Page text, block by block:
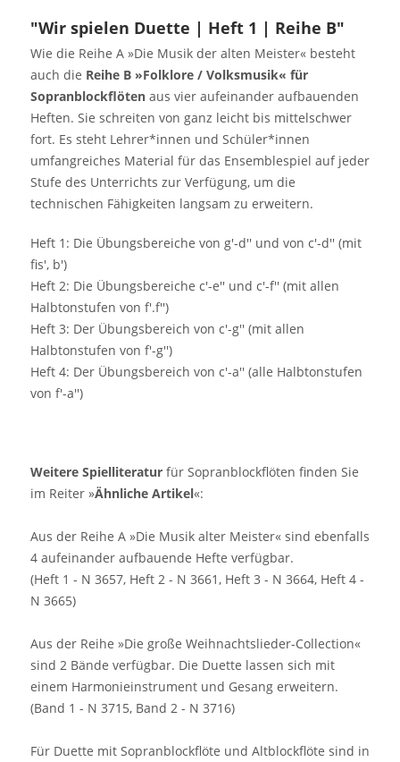
"Wir spielen Duette | Heft 1 | Reihe B"
Wie die Reihe A »Die Musik der alten Meister« besteht
auch die Reihe B »Folklore / Volksmusik« für
Sopranblockflöten aus vier aufeinander aufbauenden
Heften. Sie schreiten von ganz leicht bis mittelschwer
fort. Es steht Lehrer*innen und Schüler*innen
umfangreiches Material für das Ensemblespiel auf jeder
Stufe des Unterrichts zur Verfügung, um die
technischen Fähigkeiten langsam zu erweitern.
Heft 1: Die Übungsbereiche von g'-d'' und von c'-d'' (mit
fis', b')
Heft 2: Die Übungsbereiche c'-e'' und c'-f'' (mit allen
Halbtonstufen von f'.f'')
Heft 3: Der Übungsbereich von c'-g'' (mit allen
Halbtonstufen von f'-g'')
Heft 4: Der Übungsbereich von c'-a'' (alle Halbtonstufen
von f'-a'')
Weitere Spielliteratur für Sopranblockflöten finden Sie
im Reiter »Ähnliche Artikel«:
Aus der Reihe A »Die Musik alter Meister« sind ebenfalls
4 aufeinander aufbauende Hefte verfügbar.
(Heft 1 - N 3657, Heft 2 - N 3661, Heft 3 - N 3664, Heft 4 -
N 3665)
Aus der Reihe »Die große Weihnachtslieder-Collection«
sind 2 Bände verfügbar. Die Duette lassen sich mit
einem Harmonieinstrument und Gesang erweitern.
(Band 1 - N 3715, Band 2 - N 3716)
Für Duette mit Sopranblockflöte und Altblockflöte sind in